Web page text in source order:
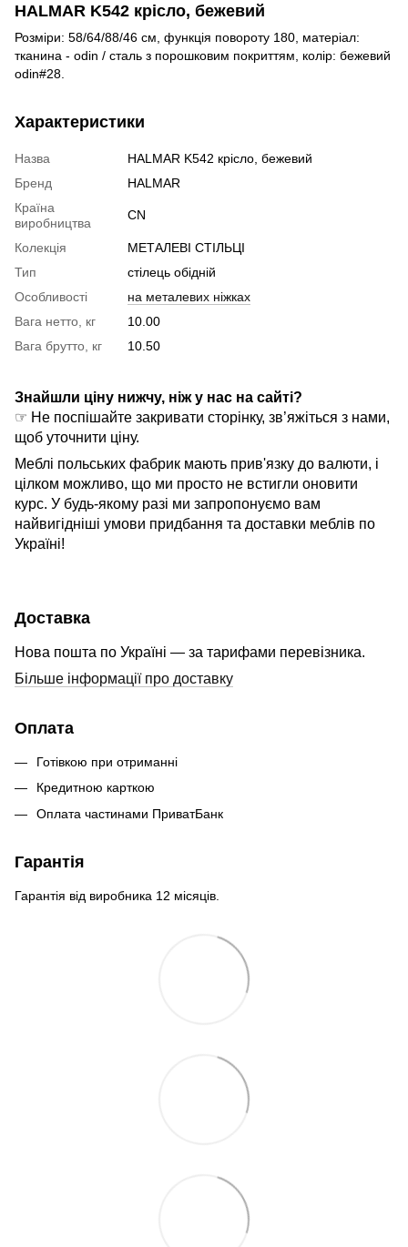
HALMAR K542 крісло, бежевий
Розміри: 58/64/88/46 см, функція повороту 180, матеріал:
тканина - odin / сталь з порошковим покриттям, колір: бежевий
odin#28.
Характеристики
Назва
HALMAR K542 крісло, бежевий
Бренд
HALMAR
Країна
виробництва
CN
Колекція
МЕТАЛЕВІ СТІЛЬЦІ
Тип
стілець обідній
Особливості
на металевих ніжках
Вага нетто, кг
10.00
Вага брутто, кг
10.50
Знайшли ціну нижчу, ніж у нас на сайті?
☞ Не поспішайте закривати сторінку, зв’яжіться з нами,
щоб уточнити ціну.
Меблі польських фабрик мають прив'язку до валюти, і
цілком можливо, що ми просто не встигли оновити
курс. У будь-якому разі ми запропонуємо вам
найвигідніші умови придбання та доставки меблів по
Україні!
Доставка
Нова пошта по Україні — за тарифами перевізника.
Більше інформації про доставку
Оплата
Готівкою при отриманні
Кредитною карткою
Оплата частинами ПриватБанк
Гарантія
Гарантія від виробника 12 місяців.